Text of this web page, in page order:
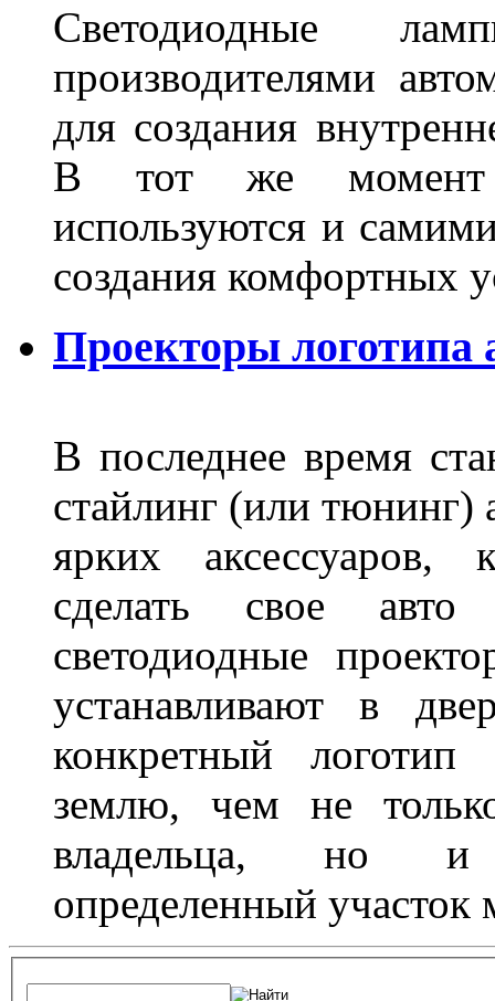
Светодиодные
производителями
для создания
В тот же момент
используются и
создания комфортных
Проекторы логотипа
В последнее время
стайлинг (или тюнинг)
ярких аксессуаров,
сделать свое
светодиодные
устанавливают в
конкретный логотип
землю, чем не
владельца, но и
определенный участок